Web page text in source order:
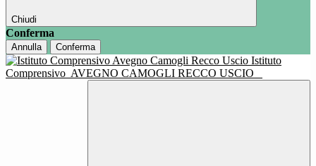
Chiudi
Conferma
Annulla Conferma
Istituto
Comprensivo AVEGNO CAMOGLI RECCO USCIO